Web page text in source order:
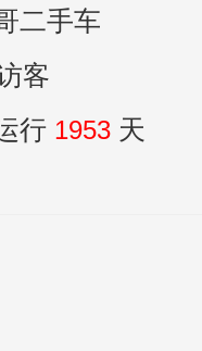
二手车
客
行 1953 天